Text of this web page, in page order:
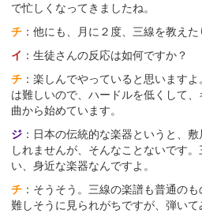
で忙しくなってきましたね。
チ ：他にも、月に２度、三線を教えた
イ ：生徒さんの反応は如何ですか？
チ ：楽しんでやっていると思います
は難しいので、ハードルを低くして
曲から始めています。
ジ ：日本の伝統的な楽器というと、
しれませんが、そんなことないです
い、身近な楽器なんですよ。
チ ：そうそう。三線の楽譜も普通の
難しそうに見られがちですが、弾い